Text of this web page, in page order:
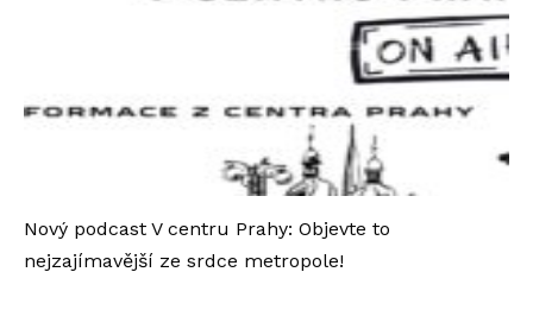
Nový podcast V centru Prahy: Objevte to
nejzajímavější ze srdce metropole!